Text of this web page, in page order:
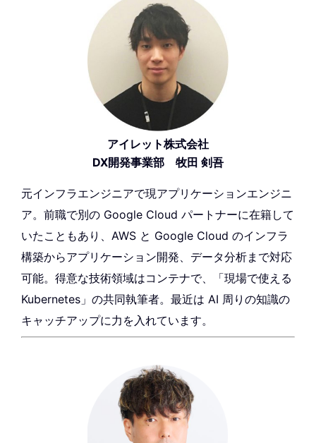
アイレット株式会社
DX開発事業部 牧田 剣吾
元インフラエンジニアで現アプリケーションエンジニ
ア。前職で別の Google Cloud パートナーに在籍して
いたこともあり、AWS と Google Cloud のインフラ
構築からアプリケーション開発、データ分析まで対応
可能。得意な技術領域はコンテナで、「現場で使える
Kubernetes」の共同執筆者。最近は AI 周りの知識の
キャッチアップに力を入れています。